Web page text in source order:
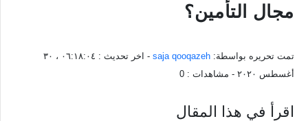
مجال التأمين؟
تمت تحريره بواسطة: saja qooqazeh - اخر تحديث :
٠٦:١٨:٠٤ ، ٣٠
أغسطس ٢٠٢٠
- مشاهدات : 0
اقرأ في هذا المقال